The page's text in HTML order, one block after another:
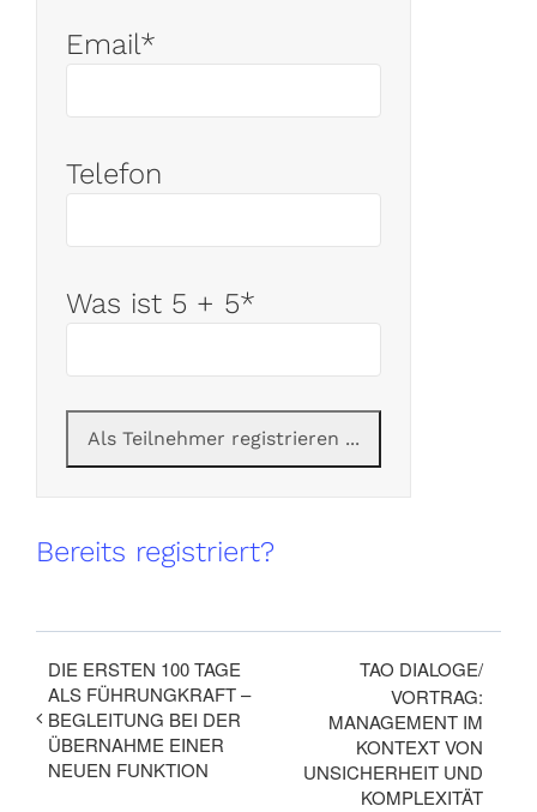
Email*
Telefon
Was ist 5 + 5*
Bereits registriert?
DIE ERSTEN 100 TAGE
ALS FÜHRUNGKRAFT –
BEGLEITUNG BEI DER
ÜBERNAHME EINER
NEUEN FUNKTION
TAO DIALOGE/
VORTRAG:
MANAGEMENT IM
KONTEXT VON
UNSICHERHEIT UND
KOMPLEXITÄT